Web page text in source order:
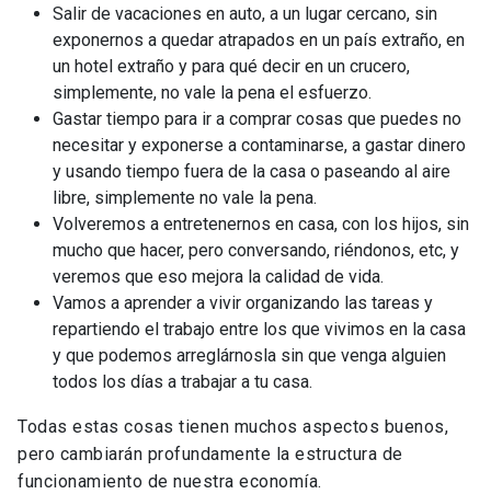
Salir de vacaciones en auto, a un lugar cercano, sin
exponernos a quedar atrapados en un país extraño, en
un hotel extraño y para qué decir en un crucero,
simplemente, no vale la pena el esfuerzo.
Gastar tiempo para ir a comprar cosas que puedes no
necesitar y exponerse a contaminarse, a gastar dinero
y usando tiempo fuera de la casa o paseando al aire
libre, simplemente no vale la pena.
Volveremos a entretenernos en casa, con los hijos, sin
mucho que hacer, pero conversando, riéndonos, etc, y
veremos que eso mejora la calidad de vida.
Vamos a aprender a vivir organizando las tareas y
repartiendo el trabajo entre los que vivimos en la casa
y que podemos arreglárnosla sin que venga alguien
todos los días a trabajar a tu casa.
Todas estas cosas tienen muchos aspectos buenos,
pero cambiarán profundamente la estructura de
funcionamiento de nuestra economía.